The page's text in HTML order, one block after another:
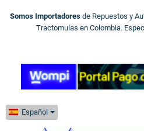
Somos Importadores de Repuestos y
Tractomulas en Colombia.
Español